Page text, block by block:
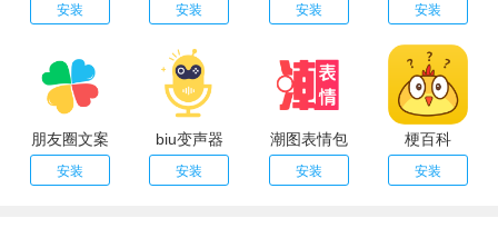
安装 安装 安装 安装
朋友圈文案
安装
biu变声器
安装
潮图表情包
安装
梗百科
安装